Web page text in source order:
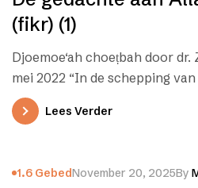
(fikr) (1)
Djoemoe‘ah choeṭbah door
mei 2022 “In de schepping
Lees Verder
1.6 GebedNovember 20, 2025By